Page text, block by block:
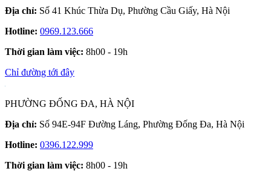
Địa chỉ: Số 41 Khúc Thừa Dụ, Phường Cầu Giấy, Hà Nội
Hotline: 0969.123.666
Thời gian làm việc: 8h00 - 19h
Chỉ đường tới đây
PHƯỜNG ĐỐNG ĐA, HÀ NỘI
Địa chỉ: Số 94E-94F Đường Láng, Phường Đống Đa, Hà Nội
Hotline: 0396.122.999
Thời gian làm việc: 8h00 - 19h